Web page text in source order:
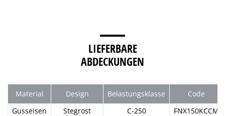
LIEFERBARE
ABDECKUNGEN
Material Design Belastungsklasse
Code
Gusseisen
Stegrost C-250 FNX150KCCM